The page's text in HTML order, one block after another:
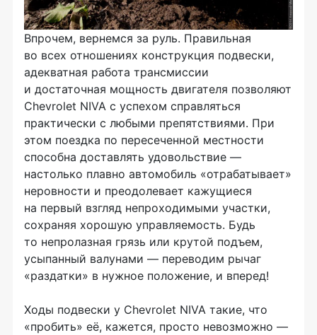
Впрочем, вернемся за руль. Правильная
во всех отношениях конструкция подвески,
адекватная работа трансмиссии
и достаточная мощность двигателя позволяют
Chevrolet NIVA с успехом справляться
практически с любыми препятствиями. При
этом поездка по пересеченной местности
способна доставлять удовольствие —
настолько плавно автомобиль «отрабатывает»
неровности и преодолевает кажущиеся
на первый взгляд непроходимыми участки,
сохраняя хорошую управляемость. Будь
то непролазная грязь или крутой подъем,
усыпанный валунами — переводим рычаг
«раздатки» в нужное положение, и вперед!
Ходы подвески у Chevrolet NIVA такие, что
«пробить» её, кажется, просто невозможно —